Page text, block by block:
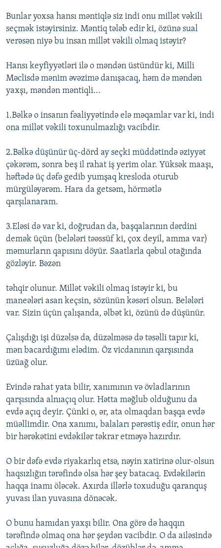
Bunlar yoxsa hansı məntiqlə siz indi onu millət vəkili
seçmək istəyirsiniz. Məntiq tələb edir ki, özünə sual
verəsən niyə bu insan millət vəkili olmaq istəyir?
Hansı keyfiyyətləri ilə o məndən üstündür ki, Milli
Məclisdə mənim əvəzimə danışacaq, həm də məndən
yaxşı, məndən məntiqli...
1.Bəlkə o insanın fəaliyyətində elə məqamlar var ki, indi
ona millət vəkili toxunulmazlığı vacibdir.
2.Bəlkə düşünür üç-dörd ay seçki müddətində əziyyət
çəkərəm, sonra beş il rahat iş yerim olar. Yüksək maaşı,
həftədə üç dəfə gedib yumşaq kresloda oturub
mürgüləyərəm. Hara da getsəm, hörmətlə
qarşılanaram.
3.Eləsi də var ki, doğrudan da, başqalarının dərdini
demək üçün (belələri təəssüf ki, çox deyil, amma var)
məmurların qapısını döyür. Saatlarla qəbul otağında
gözləyir. Bəzən
təhqir olunur. Millət vəkili olmaq istəyir ki, bu
maneələri asan keçsin, sözünün kəsəri olsun. Belələri
var. Sizin üçün çalışanda, əlbət ki, özünü də düşünür.
Çalışdığı işi düzəlsə də, düzəlməsə də təsəlli tapır ki,
mən bacardığımı elədim. Öz vicdanının qarşısında
üzüağ olur.
Evində rahat yata bilir, xanımının və övladlarının
qarşısında alnıaçıq olur. Hətta məğlub olduğunu da
evdə açıq deyir. Çünki o, ər, ata olmaqdan başqa evdə
müəllimdir. Ona xanımı, balaları pərəstiş edir, onun hər
bir hərəkətini evdəkilər təkrar etməyə hazırdır.
O bir dəfə evdə riyakarlıq etsə, nəyin xatirinə olur-olsun
haqsızlığın tərəfində olsa hər şey batacaq. Evdəkilərin
haqqa inamı öləcək. Axırda illərlə toxuduğu qaranquş
yuvası ilan yuvasına dönəcək.
O bunu hamıdan yaxşı bilir. Ona görə də haqqın
tərəfində olmaq ona hər şeydən vacibdir. O da ailəsində